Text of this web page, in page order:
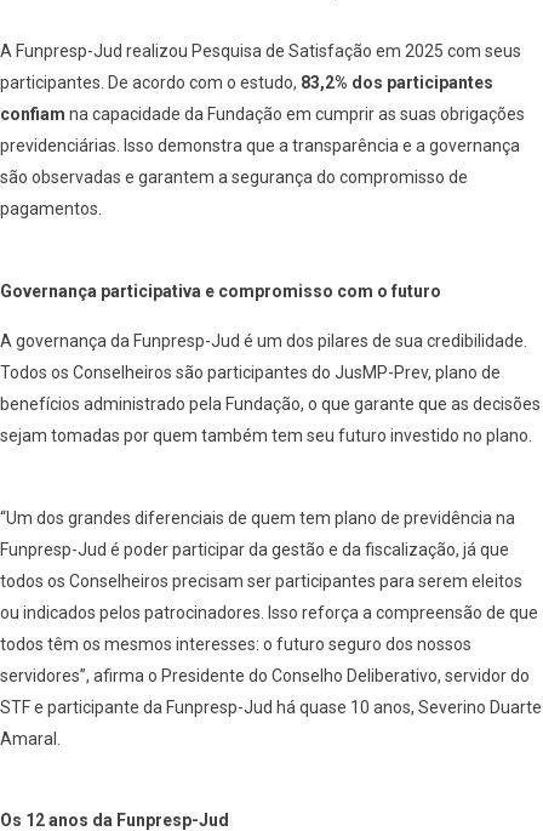
A Funpresp-Jud realizou Pesquisa de Satisfação em 2025 com seus
participantes. De acordo com o estudo, 83,2% dos participantes
confiam na capacidade da Fundação em cumprir as suas obrigações
previdenciárias. Isso demonstra que a transparência e a governança
são observadas e garantem a segurança do compromisso de
pagamentos.
Governança participativa e compromisso com o futuro
A governança da Funpresp-Jud é um dos pilares de sua credibilidade.
Todos os Conselheiros são participantes do JusMP-Prev, plano de
benefícios administrado pela Fundação, o que garante que as decisões
sejam tomadas por quem também tem seu futuro investido no plano.
“Um dos grandes diferenciais de quem tem plano de previdência na
Funpresp-Jud é poder participar da gestão e da fiscalização, já que
todos os Conselheiros precisam ser participantes para serem eleitos
ou indicados pelos patrocinadores. Isso reforça a compreensão de que
todos têm os mesmos interesses: o futuro seguro dos nossos
servidores”, afirma o Presidente do Conselho Deliberativo, servidor do
STF e participante da Funpresp-Jud há quase 10 anos, Severino Duarte
Amaral.
Os 12 anos da Funpresp-Jud